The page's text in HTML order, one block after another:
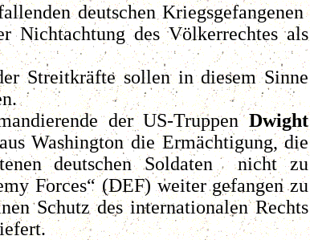
deutschen Kriegsgefangenen
Nichtachtung des Völkerrechtes als
Streitkräfte sollen in diesem Sinne
der US-TruppenDwight
Washington die Ermächtigung, die
deutschen Soldaten nicht zu
Forces“ (DEF) weiter gefangen zu
Schutz des internationalen Rechts